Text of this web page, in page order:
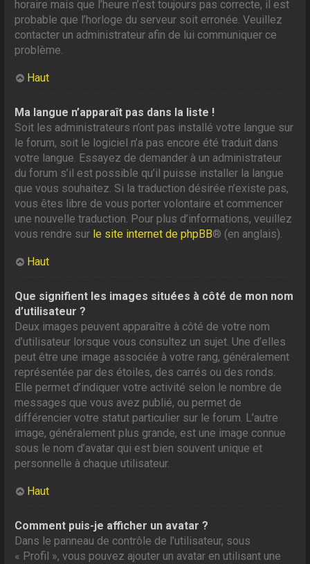
horaire mais que l’heure n’est toujours pas correcte, il est
probable que l’horloge du serveur soit erronée. Veuillez
contacter un administrateur afin de lui communiquer ce
problème.
Haut
Ma langue n’apparaît pas dans la liste !
Soit les administrateurs n’ont pas installé votre langue sur
le forum, soit le logiciel n’a pas encore été traduit dans
votre langue. Essayez de demander à un administrateur
du forum s’il est possible qu’il puisse installer la langue
que vous souhaitez. Si la traduction désirée n’existe pas,
vous êtes libre de vous porter volontaire et commencer
une nouvelle traduction. Pour plus d’informations, veuillez
vous rendre sur le site internet de phpBB® (en anglais).
Haut
Que signifient les images situées à côté de mon nom
d’utilisateur ?
Deux images peuvent apparaître à côté de votre nom
d’utilisateur lorsque vous consultez un sujet. Une d’elles
peut être une image associée à votre rang, généralement
représentée par des étoiles, des carrés ou des ronds.
Elle permet d’indiquer votre activité selon le nombre de
messages que vous avez publié, ou permet de
différencier votre statut particulier sur le forum. L’autre
image, généralement plus grande, est une image connue
sous le nom d’avatar qui est bien souvent unique et
personnelle à chaque utilisateur.
Haut
Comment puis-je afficher un avatar ?
Dans le panneau de contrôle de l’utilisateur, sous
« Profil », vous pouvez ajouter un avatar en utilisant une